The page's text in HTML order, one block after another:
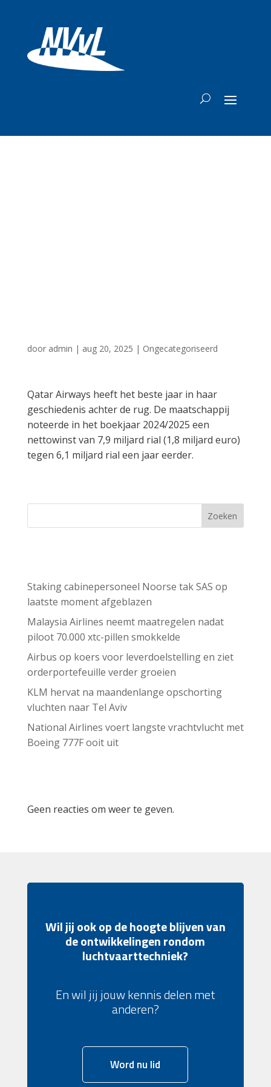
door admin | aug 20, 2025 | Ongecategoriseerd
Qatar Airways heeft het beste jaar in haar
geschiedenis achter de rug. De maatschappij
noteerde in het boekjaar 2024/2025 een
nettowinst van 7,9 miljard rial (1,8 miljard euro)
tegen 6,1 miljard rial een jaar eerder.
Zoeken
Staking cabinepersoneel Noorse tak SAS op
laatste moment afgeblazen
Malaysia Airlines neemt maatregelen nadat
piloot 70.000 xtc-pillen smokkelde
Airbus op koers voor leverdoelstelling en ziet
orderportefeuille verder groeien
KLM hervat na maandenlange opschorting
vluchten naar Tel Aviv
National Airlines voert langste vrachtvlucht met
Boeing 777F ooit uit
Geen reacties om weer te geven.
Wil jij ook op de hoogte blijven van
de ontwikkelingen rondom
luchtvaarttechniek?
En wil jij jouw kennis delen met
anderen?
Word nu lid